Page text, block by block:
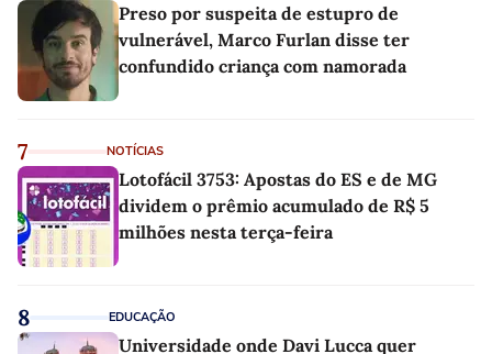
Preso por suspeita de estupro de
vulnerável, Marco Furlan disse ter
confundido criança com namorada
7 NOTÍCIAS
Lotofácil 3753: Apostas do ES e de MG
dividem o prêmio acumulado de R$ 5
milhões nesta terça-feira
8 EDUCAÇÃO
Universidade onde Davi Lucca quer